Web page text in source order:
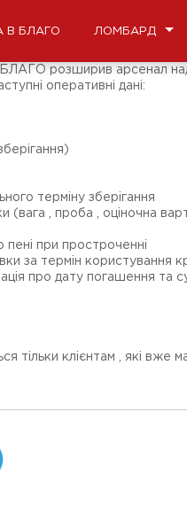
В БЛАГО ЛОМБАРД
розширив арсенал
оперативні дані:
терміну зберігання
(вага , проба , оціночна
пені при простроченні
за термін
про дату погашення та
тільки клієнтам , які вже